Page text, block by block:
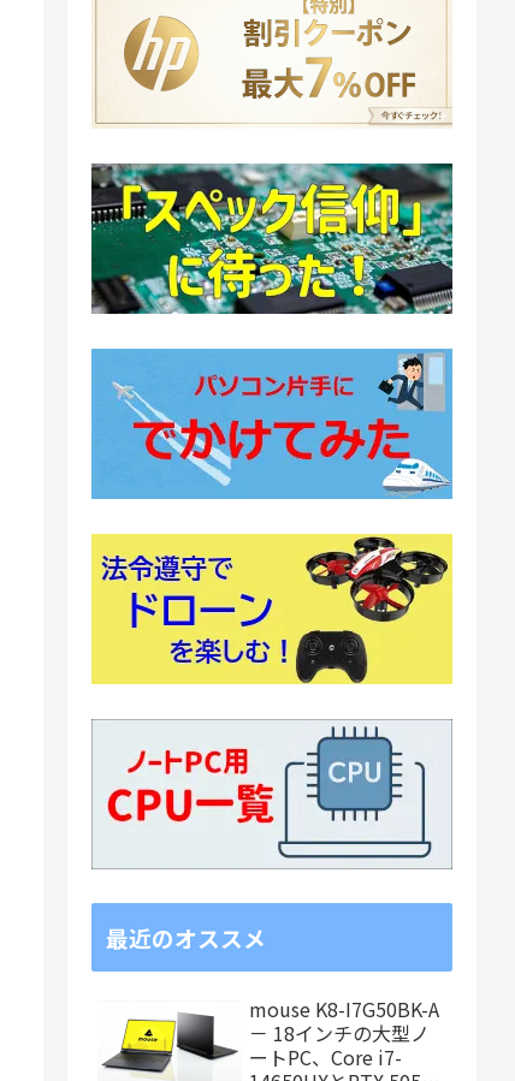
最近のオススメ
mouse K8-I7G50BK-A
－ 18インチの大型ノ
ートPC、Core i7-